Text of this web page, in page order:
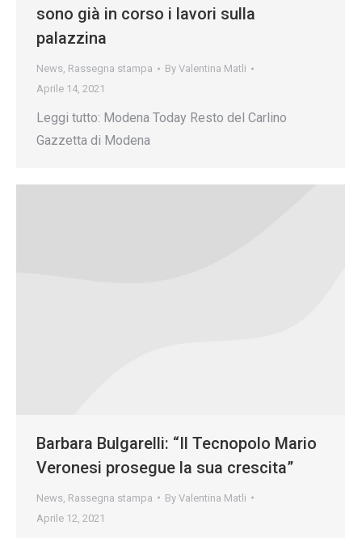
sono già in corso i lavori sulla
palazzina
News, Rassegna stampa By Valentina Matli
Aprile 14, 2021
Leggi tutto: Modena Today Resto del Carlino
Gazzetta di Modena
Barbara Bulgarelli: “Il Tecnopolo Mario
Veronesi prosegue la sua crescita”
News Rassegna stampa By Valentina Matli
Aprile 12, 2021